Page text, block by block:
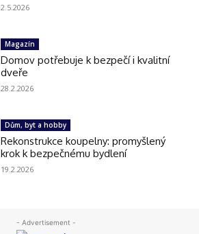
2.5.2026
Magazín
Domov potřebuje k bezpečí i kvalitní
dveře
28.2.2026
Dům, byt a hobby
Rekonstrukce koupelny: promyšlený
krok k bezpečnému bydlení
19.2.2026
- Advertisement -